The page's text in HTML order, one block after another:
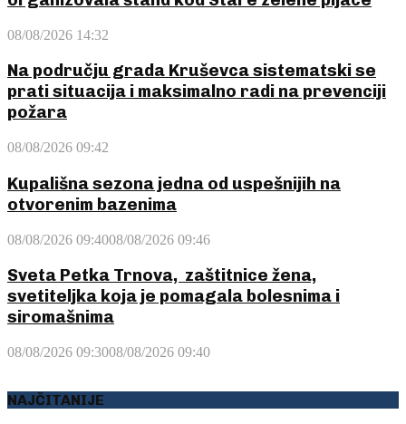
08/08/2026 14:32
Na području grada Kruševca sistematski se
prati situacija i maksimalno radi na prevenciji
požara
08/08/2026 09:42
Kupališna sezona jedna od uspešnijih na
otvorenim bazenima
08/08/2026 09:4008/08/2026 09:46
Sveta Petka Trnova, zaštitnice žena,
svetiteljka koja je pomagala bolesnima i
siromašnima
08/08/2026 09:3008/08/2026 09:40
NAJČITANIJE